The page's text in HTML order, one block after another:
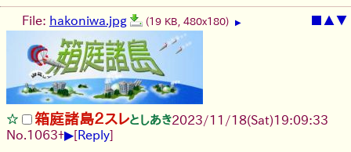
▲▼
File: hakoniwa.jpg (19 KB, 480x180) ▶
箱庭諸島２スレとしあき2023/11/18(Sat)19:09:33
No.1063+▶[Reply]